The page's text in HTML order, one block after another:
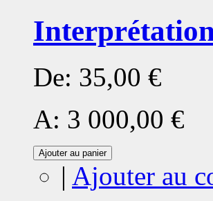
De: 35,00 €
A: 3 000,00 €
Ajouter au panier
| Ajouter au